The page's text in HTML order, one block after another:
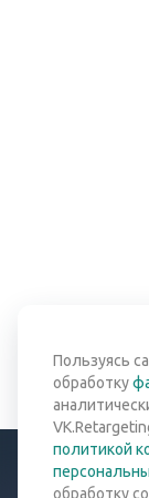
Пользуясь
обработку
политикой
обработку